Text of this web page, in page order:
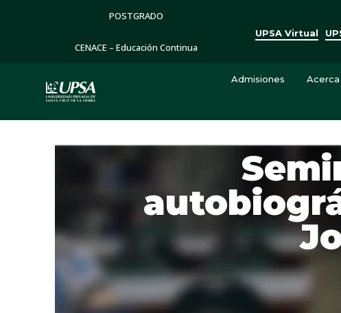
POSTGRADO
CENACE – Educación Continua
UPSA Virtual
Admisiones Acerca